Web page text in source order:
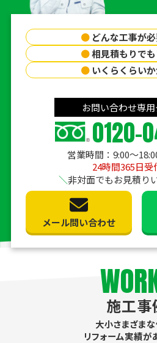
● どんな工事が
●相見積もりで
● いくらくらい
お問い合わせ専
0120-
営業時間：9:00〜
24時間365日受
非対面でもお見積り
メール問い合わせ
施工事
大小さまざまな
リフォーム実績が